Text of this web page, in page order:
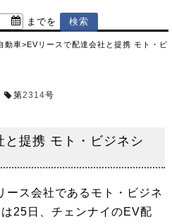
までを
動車>EVリースで配達会社と提携 モト・ビ
第2314号
と提携 モト・ビジネシ
ス会社であるモト・ビジネ
25日、チェンナイのEV配